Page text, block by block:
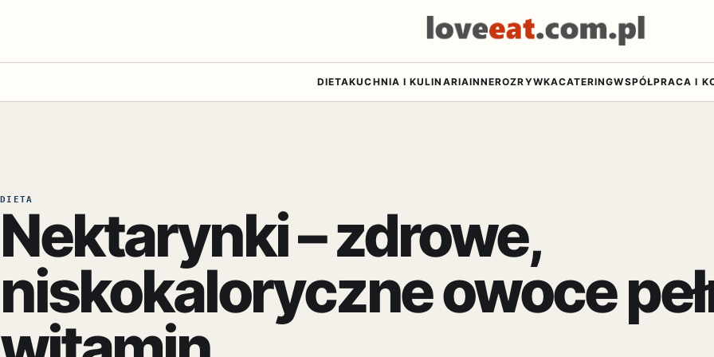
DIETAKUCHNIA I KULINARIAINNEROZRYWKACATERINGWSPÓŁPRACA I
DIETA
Nektarynki – zdrowe,
niskokaloryczne owoce